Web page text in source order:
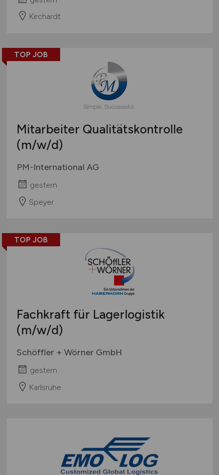
Kirchardt
TOP JOB
Mitarbeiter Qualitätskontrolle
(m/w/d)
PM-International AG
gestern
Speyer
TOP JOB
Fachkraft für Lagerlogistik
(m/w/d)
Schöffler + Wörner GmbH
gestern
Karlsruhe